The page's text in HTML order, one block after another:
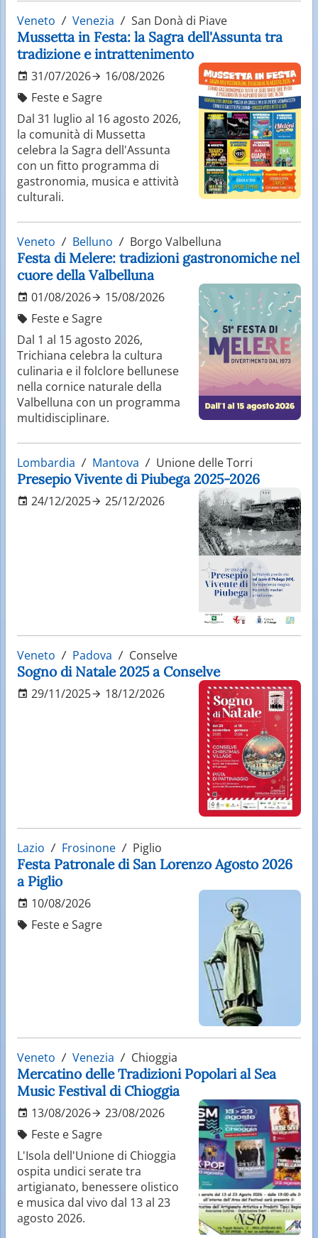
Veneto Venezia San Donà di Piave
Mussetta in Festa: la Sagra dell'Assunta tra
tradizione e intrattenimento
31/07/2026
16/08/2026
Feste e Sagre
Dal 31 luglio al 16 agosto 2026,
la comunità di Mussetta
celebra la Sagra dell'Assunta
con un fitto programma di
gastronomia, musica e attività
culturali.
Veneto Belluno Borgo Valbelluna
Festa di Melere: tradizioni gastronomiche nel
cuore della Valbelluna
01/08/2026
15/08/2026
Feste e Sagre
Dal 1 al 15 agosto 2026,
Trichiana celebra la cultura
culinaria e il folclore bellunese
nella cornice naturale della
Valbelluna con un programma
multidisciplinare.
Lombardia Mantova Unione delle Torri
Presepio Vivente di Piubega 2025-2026
24/12/2025 25/12/2026
Veneto Padova Conselve
Sogno di Natale 2025 a Conselve
29/11/2025 18/12/2026
Lazio Frosinone Piglio
Festa Patronale di San Lorenzo Agosto 2026
a Piglio
10/08/2026
Feste e Sagre
Veneto Venezia Chioggia
Mercatino delle Tradizioni Popolari al Sea
Music Festival di Chioggia
13/08/2026
23/08/2026
Feste e Sagre
L'Isola dell'Unione di Chioggia
ospita undici serate tra
artigianato, benessere olistico
e musica dal vivo dal 13 al 23
agosto 2026.